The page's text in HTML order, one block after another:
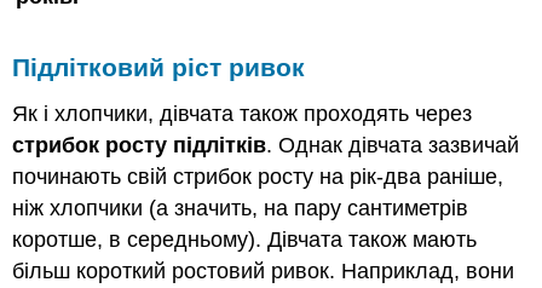
Підлітковий ріст ривок
Як і хлопчики, дівчата також проходять через
стрибок росту підлітків. Однак дівчата зазвичай
починають свій стрибок росту на рік-два раніше,
ніж хлопчики (а значить, на пару сантиметрів
коротше, в середньому). Дівчата також мають
більш короткий ростовий ривок. Наприклад, вони